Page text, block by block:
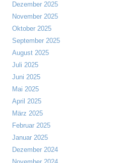
Dezember 2025
November 2025
Oktober 2025
September 2025
August 2025
Juli 2025
Juni 2025
Mai 2025
April 2025
März 2025
Februar 2025
Januar 2025
Dezember 2024